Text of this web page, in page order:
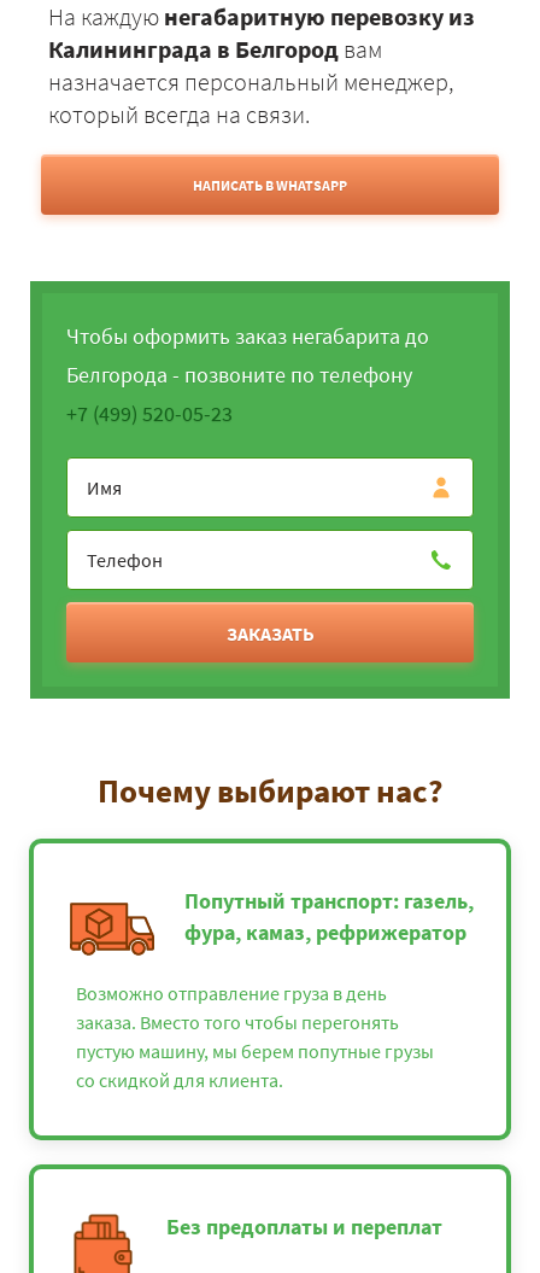
На каждую негабаритную перевозку из
Калининграда в Белгород вам
назначается персональный менеджер,
который всегда на связи.
НАПИСАТЬ В WHATSAPP
Чтобы оформить заказ негабарита до
Белгорода - позвоните по телефону
+7 (499) 520-05-23
ЗАКАЗАТЬ
Почему выбирают нас?
Попутный транспорт: газель,
фура, камаз, рефрижератор
Возможно отправление груза в день
заказа. Вместо того чтобы перегонять
пустую машину, мы берем попутные грузы
со скидкой для клиента.
Без предоплаты и переплат